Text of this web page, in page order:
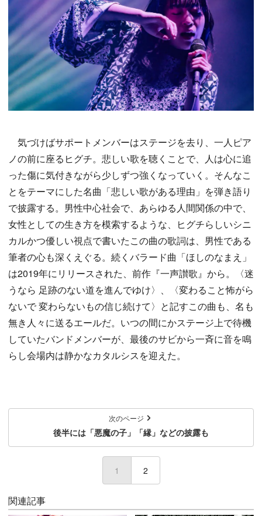
気づけばサポートメンバーはステージを去り、一人ピア
ノの前に座るヒグチ。悲しい歌を聴くことで、人は心に追
った傷に気付きながら少しずつ強くなっていく。そんなこ
とをテーマにした名曲「悲しい歌がある理由」を弾き語り
で披露する。男性中心社会で、あらゆる人間関係の中で、
女性としての生き方を模索するような、ヒグチらしいシニ
カルかつ優しい視点で書いたこの曲の歌詞は、男性である
筆者の心も深くえぐる。続くバラード曲「ほしのなまえ」
は2019年にリリースされた、前作『一声讃歌』から。〈迷
うなら 足跡のない道を進んでゆけ〉、〈変わること怖がら
ないで 変わらないもの信じ続けて〉と記すこの曲も、名も
無き人々に送るエールだ。いつの間にかステージ上で待機
していたバンドメンバーが、最後のサビから一斉に音を鳴
らし会場内は静かなカタルシスを迎えた。
次のページ
後半には「悪魔の子」「縁」などの披露も
1 (current)
2
関連記事